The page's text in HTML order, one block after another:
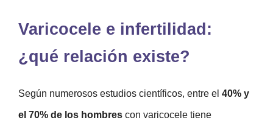
Varicocele e infertilidad:
¿qué relación existe?
Según numerosos estudios científicos, entre el 40% y
el 70% de los hombres con varicocele tiene